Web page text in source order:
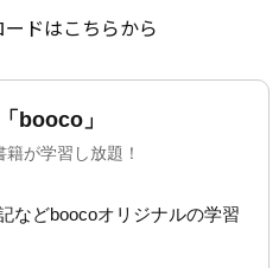
ドはこちらから